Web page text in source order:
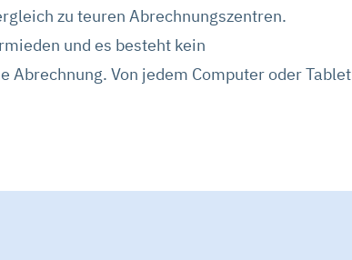
zu teuren Abrechnungszentren.
und es besteht kein
Von jedem Computer oder Tablet